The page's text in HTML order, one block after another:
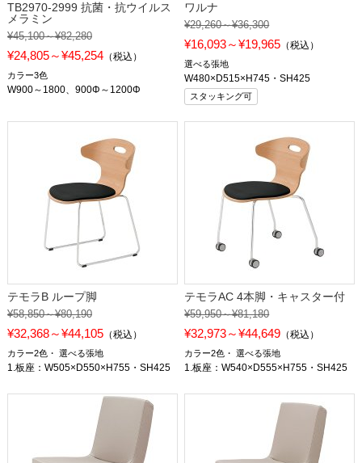
TB2970-2999 抗菌・抗ウイルス
メラミン
¥45,100～¥82,280
¥24,805～¥45,254（税込）
カラー3色
W900～1800、900Φ～1200Φ
ワルナ
¥29,260～¥36,300
¥16,093～¥19,965 （税込）
選べる張地
W480×D515×H745・SH425
スタッキング可
テモラB ループ脚
¥58,850～¥80,190
¥32,368～¥44,105（税込）
カラー2色 選べる張地
1.板座：W505×D550×H755・SH425
テモラAC 4本脚・キャスター付
¥59,950～¥81,180
¥32,973～¥44,649 （税込）
カラー2色 選べる張地
1.板座：W540×D555×H755・SH425